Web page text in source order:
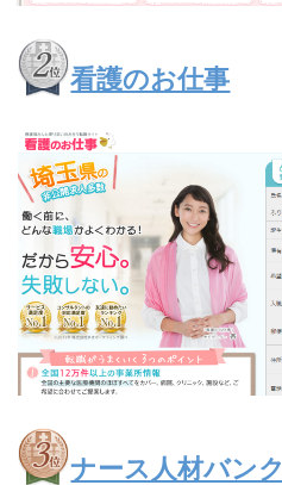
看護のお仕事
ナース人材バンク